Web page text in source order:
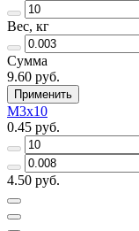
Вес, кг
Сумма
9.60 руб.
Применить
М3х10
0.45 руб.
4.50 руб.